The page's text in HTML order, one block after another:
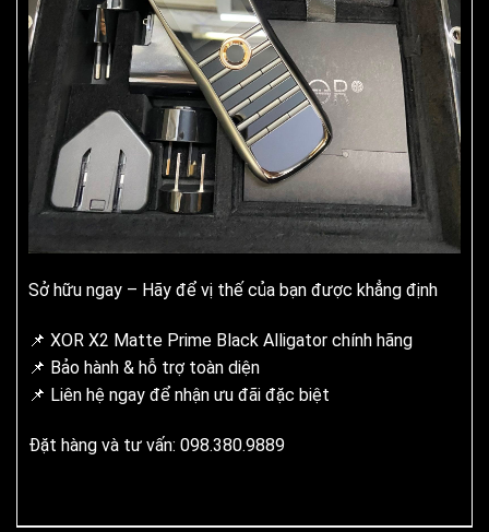
Sở hữu ngay – Hãy để vị thế của bạn được khẳng định
📌 XOR X2 Matte Prime Black Alligator chính hãng
📌 Bảo hành & hỗ trợ toàn diện
📌 Liên hệ ngay để nhận ưu đãi đặc biệt
Đặt hàng và tư vấn: 098.380.9889